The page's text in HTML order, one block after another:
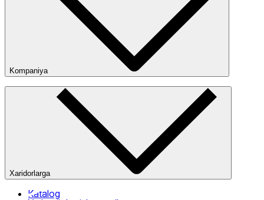
Kompaniya
Kompaniya haqida
Bizning do‘konlarimiz
Ommaviy oferta
Xaridorlarga
Katalog